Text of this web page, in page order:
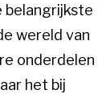
belangrijkste
wereld van
onderdelen
het bij